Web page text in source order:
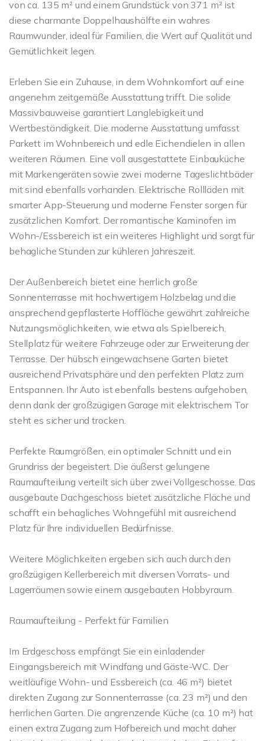
von ca. 135 m² und einem Grundstück von 371 m² ist
diese charmante Doppelhaushälfte ein wahres
Raumwunder, ideal für Familien, die Wert auf Qualität und
Gemütlichkeit legen.
Erleben Sie ein Zuhause, in dem Wohnkomfort auf eine
angenehm zeitgemäße Ausstattung trifft. Die solide
Massivbauweise garantiert Langlebigkeit und
Wertbeständigkeit. Die moderne Ausstattung umfasst
Parkett im Wohnbereich und edle Eichendielen in allen
weiteren Räumen. Eine voll ausgestattete Einbauküche
mit Markengeräten sowie zwei moderne Tageslichtbäder
mit sind ebenfalls vorhanden. Elektrische Rollläden mit
smarter App-Steuerung und moderne Fenster sorgen für
zusätzlichen Komfort. Der romantische Kaminofen im
Wohn-/Essbereich ist ein weiteres Highlight und sorgt für
behagliche Stunden zur kühleren Jahreszeit.
Der Außenbereich bietet eine herrlich große
Sonnenterrasse mit hochwertigem Holzbelag und die
ansprechend gepflasterte Hoffläche gewährt zahlreiche
Nutzungsmöglichkeiten, wie etwa als Spielbereich,
Stellplatz für weitere Fahrzeuge oder zur Erweiterung der
Terrasse. Der hübsch eingewachsene Garten bietet
ausreichend Privatsphäre und den perfekten Platz zum
Entspannen. Ihr Auto ist ebenfalls bestens aufgehoben,
denn dank der großzügigen Garage mit elektrischem Tor
steht es sicher und trocken.
Perfekte Raumgrößen, ein optimaler Schnitt und ein
Grundriss der begeistert. Die äußerst gelungene
Raumaufteilung verteilt sich über zwei Vollgeschosse. Das
ausgebaute Dachgeschoss bietet zusätzliche Fläche und
schafft ein behagliches Wohngefühl mit ausreichend
Platz für Ihre individuellen Bedürfnisse.
Weitere Möglichkeiten ergeben sich auch durch den
großzügigen Kellerbereich mit diversen Vorrats- und
Lagerräumen sowie einem ausgebauten Hobbyraum.
Raumaufteilung - Perfekt für Familien
Im Erdgeschoss empfängt Sie ein einladender
Eingangsbereich mit Windfang und Gäste-WC. Der
weitläufige Wohn- und Essbereich (ca. 46 m²) bietet
direkten Zugang zur Sonnenterrasse (ca. 23 m²) und den
herrlichen Garten. Die angrenzende Küche (ca. 10 m²) hat
einen extra Zugang zum Hofbereich und macht daher